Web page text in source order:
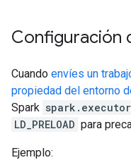
Configuración
Cuando envíes un
propiedad del entorno
Spark
LD_PRELOAD para
Ejemplo: